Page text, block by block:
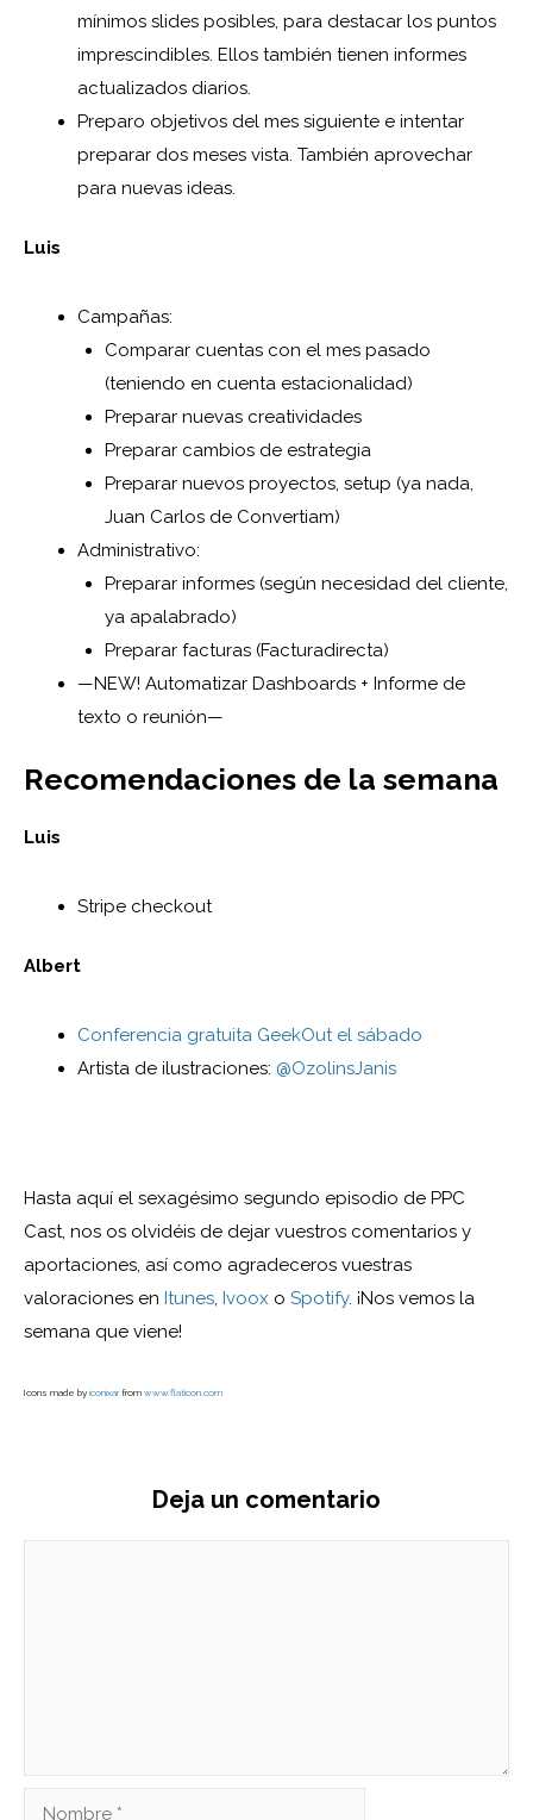
mínimos slides posibles, para destacar los puntos
imprescindibles. Ellos también tienen informes
actualizados diarios.
Preparo objetivos del mes siguiente e intentar
preparar dos meses vista. También aprovechar
para nuevas ideas.
Luis
Campañas:
Comparar cuentas con el mes pasado
(teniendo en cuenta estacionalidad)
Preparar nuevas creatividades
Preparar cambios de estrategia
Preparar nuevos proyectos, setup (ya nada,
Juan Carlos de Convertiam)
Administrativo:
Preparar informes (según necesidad del cliente,
ya apalabrado)
Preparar facturas (Facturadirecta)
—NEW! Automatizar Dashboards + Informe de
texto o reunión—
Recomendaciones de la semana
Luis
Stripe checkout
Albert
Conferencia gratuita GeekOut el sábado
Artista de ilustraciones: @OzolinsJanis
Hasta aquí el sexagésimo segundo episodio de PPC
Cast, nos os olvidéis de dejar vuestros comentarios y
aportaciones, así como agradeceros vuestras
valoraciones en Itunes, Ivoox o Spotify. ¡Nos vemos la
semana que viene!
Icons made by iconixarfrom www.flaticon.com
Deja un comentario